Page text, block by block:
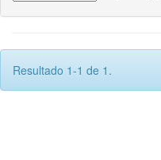
Resultado 1-1 de 1.